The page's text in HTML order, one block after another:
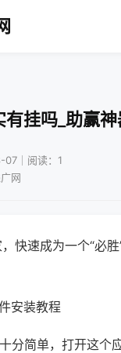
挂吗_助赢
｜阅读：1
网
快速成为一个“必
安装教程
分简单，打开这个